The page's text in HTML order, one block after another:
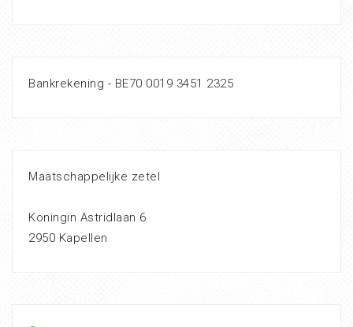
Bankrekening - BE70 0019 3451 2325
Maatschappelijke zetel
Koningin Astridlaan 6
2950 Kapellen